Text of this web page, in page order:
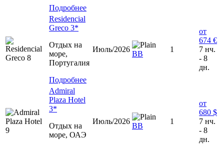
Подробнее
Residencial
Greco 3*
Отдых на
море,
Португалия
Подробнее
Июль/2026
ВВ
1
от
674 €
7 нч.
- 8
дн.
Admiral
Plaza Hotel
3*
Отдых на
море, ОАЭ
Июль/2026
ВВ
1
от
680 $
7 нч.
- 8
дн.